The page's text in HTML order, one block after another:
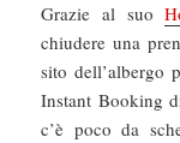
Grazie al suo
chiudere una
sito dell’albergo
Instant Booking
c’è poco da